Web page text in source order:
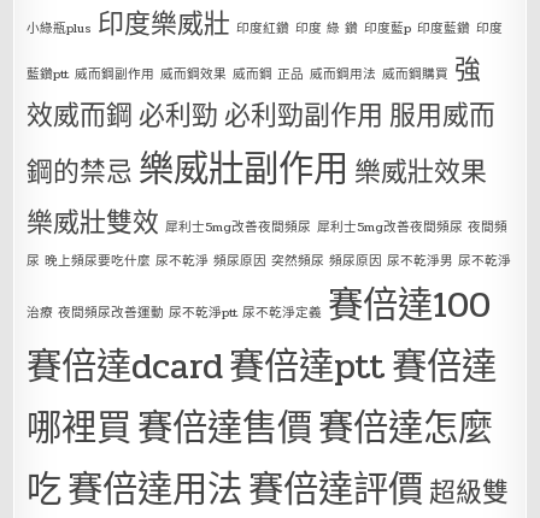
小綠瓶plus 印度樂威壯 印度紅鑽 印度 綠 鑽 印度藍p 印度藍鑽 印度
藍鑽ptt 威而鋼副作用 威而鋼效果 威而鋼 正品 威而鋼用法 威而鋼購買 強
效威而鋼 必利勁 必利勁副作用 服用威而
鋼的禁忌 樂威壯副作用 樂威壯效果
樂威壯雙效 犀利士5mg改善夜間頻尿 犀利士5mg改善夜間頻尿 夜間頻
尿 晚上頻尿要吃什麼 尿不乾淨 頻尿原因 突然頻尿 頻尿原因 尿不乾淨男 尿不乾淨
治療 夜間頻尿改善運動 尿不乾淨ptt 尿不乾淨定義 賽倍達100
賽倍達dcard賽倍達ptt賽倍達
哪裡買賽倍達售價賽倍達怎麼
吃賽倍達用法賽倍達評價超級雙